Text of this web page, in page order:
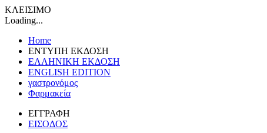
ΚΛΕΙΣΙΜΟ
Loading...
Home
ΕΝΤΥΠΗ ΕΚΔΟΣΗ
ΕΛΛΗΝΙΚΗ ΕΚΔΟΣΗ
ENGLISH EDITION
γαστρονόμος
Φαρμακεία
ΕΓΓΡΑΦΗ
ΕΙΣΟΔΟΣ